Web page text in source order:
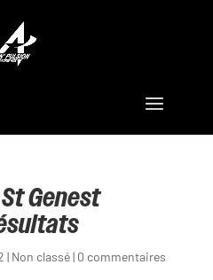
Genest
| Non classé| 0 commentaires